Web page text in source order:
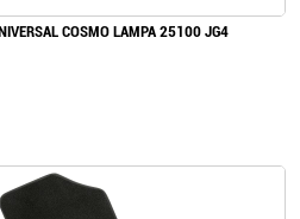
COSMO LAMPA 25100 JG4